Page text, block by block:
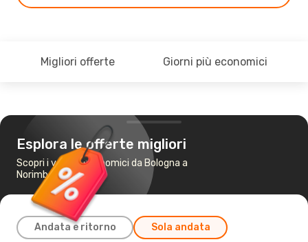
Migliori offerte Giorni più economici
Esplora le offerte migliori
Scopri i voli più economici da Bologna a
Norimberga
Andata e ritorno Sola andata